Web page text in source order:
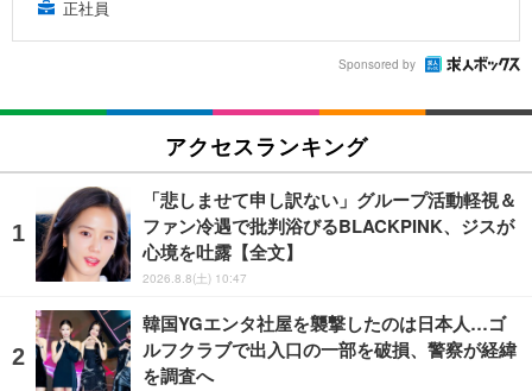
正社員
Sponsored by
アクセスランキング
「悲しませて申し訳ない」グループ活動軽視＆
ファン冷遇で批判浴びるBLACKPINK、ジスが
心境を吐露【全文】
2026.8.8(土) 10:47
韓国YGエンタ社屋を襲撃したのは日本人…ゴ
ルフクラブで出入口の一部を破損、警察が経緯
を調査へ